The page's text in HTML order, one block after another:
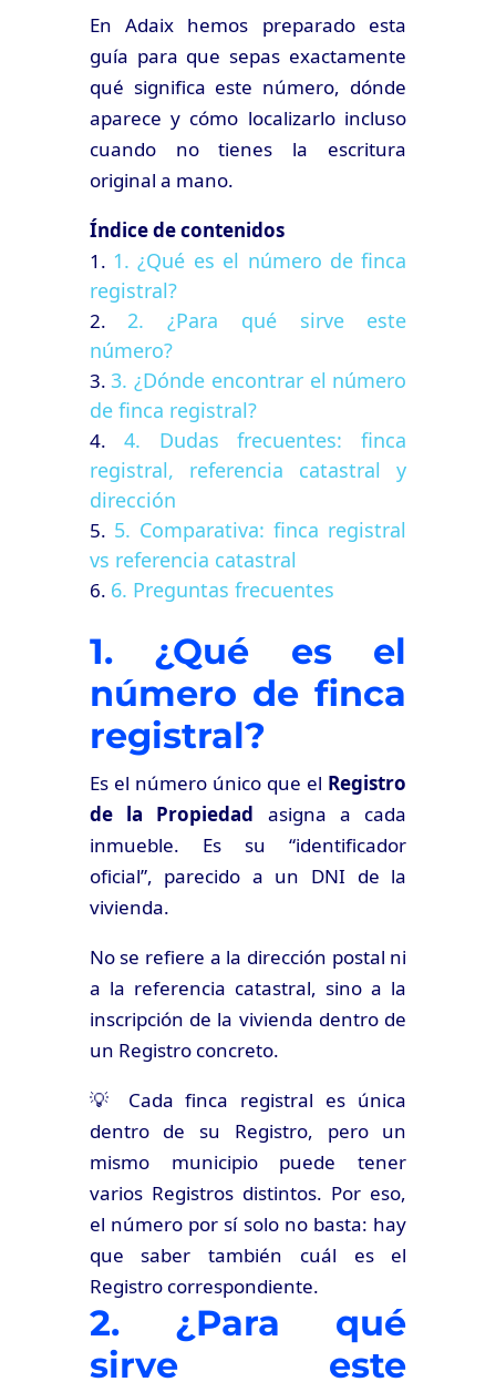
En Adaix hemos preparado esta
guía para que sepas exactamente
qué significa este número, dónde
aparece y cómo localizarlo incluso
cuando no tienes la escritura
original a mano.
Índice de contenidos
1. ¿Qué es el número de finca
registral?
2. ¿Para qué sirve este
número?
3. ¿Dónde encontrar el número
de finca registral?
4. Dudas frecuentes: finca
registral, referencia catastral y
dirección
5. Comparativa: finca registral
vs referencia catastral
6. Preguntas frecuentes
1. ¿Qué es el
número de finca
registral?
Es el número único que el Registro
de la Propiedad asigna a cada
inmueble. Es su “identificador
oficial”, parecido a un DNI de la
vivienda.
No se refiere a la dirección postal ni
a la referencia catastral, sino a la
inscripción de la vivienda dentro de
un Registro concreto.
💡 Cada finca registral es única
dentro de su Registro, pero un
mismo municipio puede tener
varios Registros distintos. Por eso,
el número por sí solo no basta: hay
que saber también cuál es el
Registro correspondiente.
2. ¿Para qué
sirve este